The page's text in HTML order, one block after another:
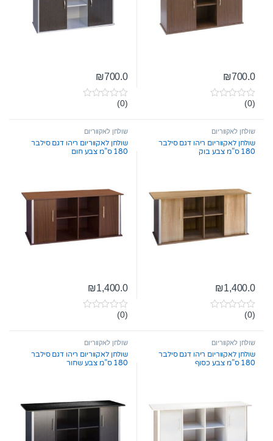
₪700.0
0
t
o
f
5
(0)
₪700.0
0
t
o
f
5
(0)
שולחן לאקווריום
שולחן לאקווריום ריהו דגם סילבר
180 ס”מ צבע בוק
₪1,400.0
0
t
f
5
(0)
שולחן לאקווריום
שולחן לאקווריום ריהו דגם סילבר
180 ס”מ צבע חום
₪1,400.0
0
t
f
5
(0)
שולחן לאקווריום
שולחן לאקווריום ריהו דגם סילבר
180 ס”מ צבע כסוף
שולחן לאקווריום
שולחן לאקווריום ריהו דגם סילבר
180 ס”מ צבע שחור